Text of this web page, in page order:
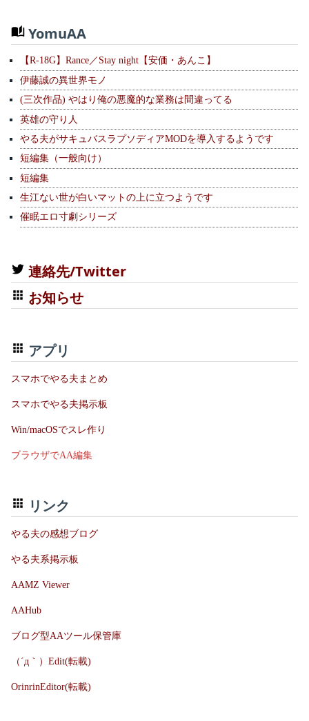
YomuAA
【R-18G】Rance／Stay night【安価・あんこ】
伊藤誠の異世界モノ
(三次作品) やはり俺の悪魔的な業務は間違ってる
英雄の守り人
やる夫がサキュバスラプソディアMODを導入するようです
短編集（一般向け）
短編集
生江ない世が白いマットの上に立つようです
催眠エロ寸劇シリーズ
連絡先/Twitter
お知らせ
アプリ
スマホでやる夫まとめ
スマホでやる夫掲示板
Win/macOSでスレ作り
ブラウザでAA編集
リンク
やる夫の感想ブログ
やる夫系掲示板
AAMZ Viewer
AAHub
ブログ型AAツール保管庫
（´д｀）Edit(転載)
OrinrinEditor(転載)